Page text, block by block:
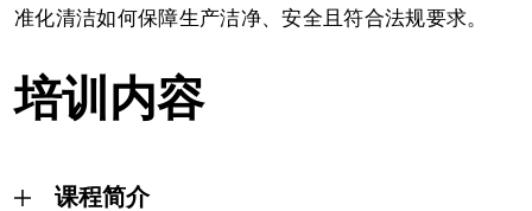
准化清洁如何保障生产洁净、安全且符合法规要求。
培训内容
课程简介